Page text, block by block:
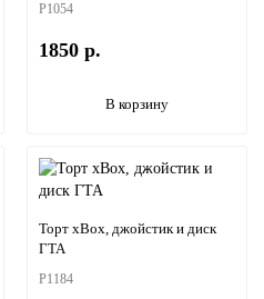
P1054
1850 р.
В корзину
Торт xBox, джойстик и диск
ГТА
P1184